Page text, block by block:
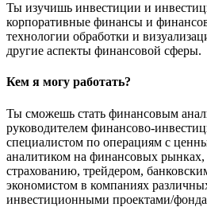
Ты изучишь инвестиции и
корпоративные финансы и
технологии обработки и
другие аспекты финансовой сферы.
Кем я могу работать?
Ты сможешь стать финансовым
руководителем финансово-
специалистом по операциям с
аналитиком на финансовых
страхованию, трейдером,
экономистом в компаниях
инвестиционными проектами/